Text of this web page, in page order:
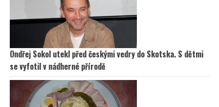
Ondřej Sokol utekl před českými vedry do Skotska. S dětmi
se vyfotil v nádherné přírodě